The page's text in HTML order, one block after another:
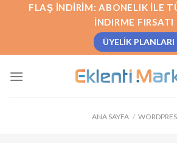
FLAŞ İNDIRIM: ABONELIK İLE
İNDIRME FIRSATI
ÜYELIK PLANLARI
ANA SAYFA /